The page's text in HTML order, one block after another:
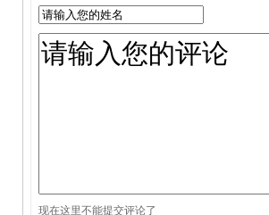
现在这里不能提交评论了